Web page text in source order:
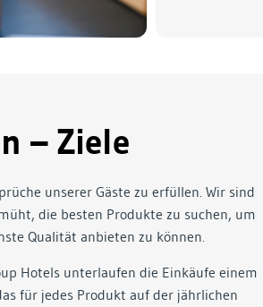
– Ziele
unserer Gäste zu erfüllen. Wir sind
die besten Produkte zu suchen, um
Qualität anbieten zu können.
Hotels unterlaufen die Einkäufe einem
für jedes Produkt auf der jährlichen